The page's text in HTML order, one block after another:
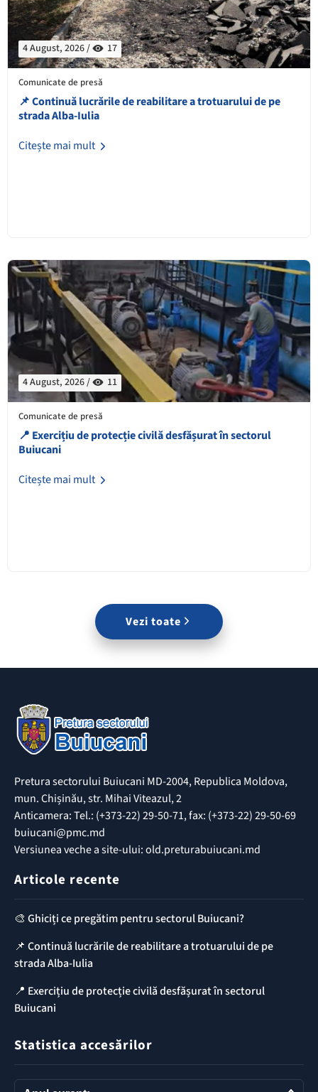
4 August, 2026 / 17
Comunicate de presă
📌 Continuă lucrările de reabilitare a trotuarului de pe
strada Alba-Iulia
Citește mai mult
4 August, 2026 / 11
Comunicate de presă
📍 Exercițiu de protecție civilă desfășurat în sectorul
Buiucani
Citește mai mult
Vezi toate
Pretura sectorului Buiucani MD-2004, Republica Moldova,
mun. Chișinău, str. Mihai Viteazul, 2
Anticamera: Tel.: (+373-22) 29-50-71, fax: (+373-22) 29-50-69
buiucani@pmc.md
Versiunea veche a site-ului: old.preturabuiucani.md
Articole recente
🎨 Ghiciți ce pregătim pentru sectorul Buiucani?
📌 Continuă lucrările de reabilitare a trotuarului de pe
strada Alba-Iulia
📍 Exercițiu de protecție civilă desfășurat în sectorul
Buiucani
Statistica accesărilor